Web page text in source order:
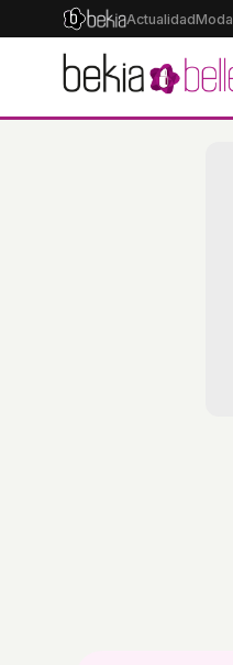
ActualidadModa